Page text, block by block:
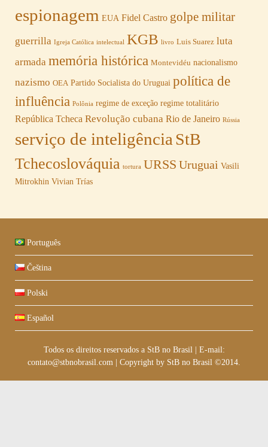
espionagem EUA Fidel Castro golpe militar
guerrilla Igreja Católica intelectual KGB livro Luis Suarez luta
armada memória histórica Montevidéu nacionalismo
nazismo OEA Partido Socialista do Uruguai política de
influência Polônia regime de exceção regime totalitário
República Tcheca Revolução cubana Rio de Janeiro Rússia
serviço de inteligência StB
Tchecoslováquia tortura URSS Uruguai Vasili
Mitrokhin Vivian Trías
Português
Čeština
Polski
Español
Todos os direitos reservados a StB no Brasil
E-mail:
contato@stbnobrasil.com
Copyright by StB no Brasil ©2014